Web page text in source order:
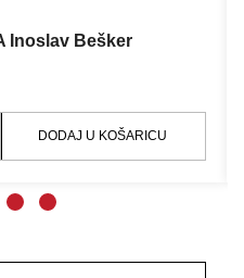
Inoslav Bešker
DODAJ U KOŠARICU